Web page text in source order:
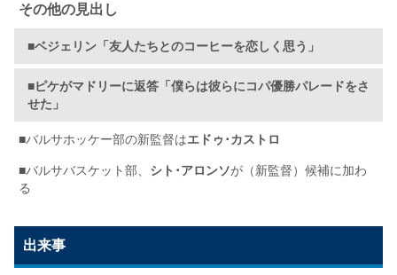
その他の見出し
■ベジェリン「友人たちとのコーヒーを恋しく思う」
■ピケがマドリーに返答「僕らは彼らにコパ優勝パレードをさ
せた」
■バルサホッケー部の新監督はエドゥ･カストロ
■バルサバスケット部、 シト･アロンソが（新監督）候補に加わ
る
出来事